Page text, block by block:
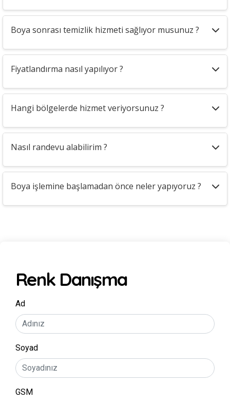
Boya sonrası temizlik hizmeti sağlıyor musunuz ?
Fiyatlandırma nasıl yapılıyor ?
Hangi bölgelerde hizmet veriyorsunuz ?
Nasıl randevu alabilirim ?
Boya işlemine başlamadan önce neler yapıyoruz ?
Renk Danışma
Ad
Soyad
GSM